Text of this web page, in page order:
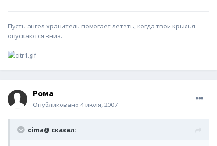
Пусть ангел-хранитель помогает лететь, когда твои крылья
опускаются вниз.
Рома
Опубликовано 4 июля, 2007
dima@ сказал: